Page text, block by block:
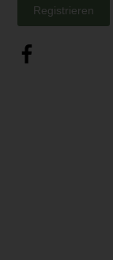
Registrieren